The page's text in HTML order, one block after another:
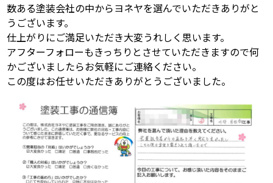
数ある塗装会社の中からヨネヤを選んでいただきありがと
うございます。
仕上がりにご満足いただき大変うれしく思います。
アフターフォローもきっちりとさせていただきますので何
かございましたらお気軽にご連絡ください。
この度はお任せいただきありがとうございました。